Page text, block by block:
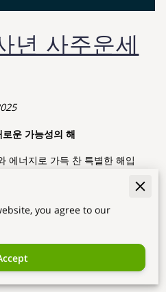
년 사주운세
운 가능성의 해
에너지로 가득 찬 특별한 해입
에 거주하는 한인들에게는2025
향성과 통찰을 얻을 수 있는 기
팅에서는 을사년의 특징과 이
대해 이야기해 보겠습니다.
you agree to our